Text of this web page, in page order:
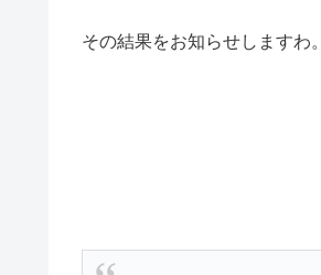
その結果をお知らせしますわ。